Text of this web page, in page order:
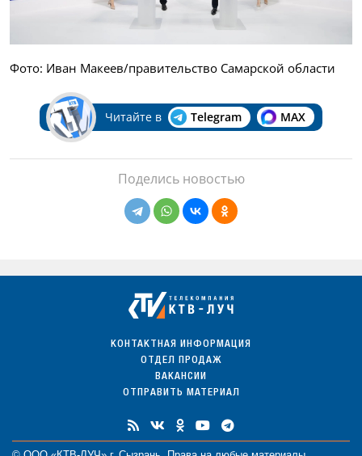
Фото: Иван Макеев/правительство Самарской области
Читайте в Telegram MAX
Поделись новостью
КОНТАКТНАЯ ИНФОРМАЦИЯ
ОТДЕЛ ПРОДАЖ
ВАКАНСИИ
ОТПРАВИТЬ МАТЕРИАЛ